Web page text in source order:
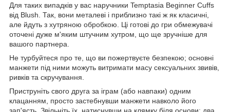
Для таких випадків у вас наручники Temptasia Beginner Cuffs
від Blush. Так, вони металеві і приблизно такі ж як класичні,
але йдуть з хутряною обробкою. Ці готові до гри обмежувачі
оточені дуже м'яким штучним хутром, що ще зручніше для
вашого партнера.
Не турбуйтеся про те, що ви пожертвуєте безпекою; основні
манжети під ними можуть витримати масу сексуальних звивів,
ривків та скручування.
Приструніть свого друга за іграм (або навпаки) одним
клацанням, просто застебнувши манжети навколо його
зап'ясть. Звільніть їх, натиснувши на клямку біля основи; два